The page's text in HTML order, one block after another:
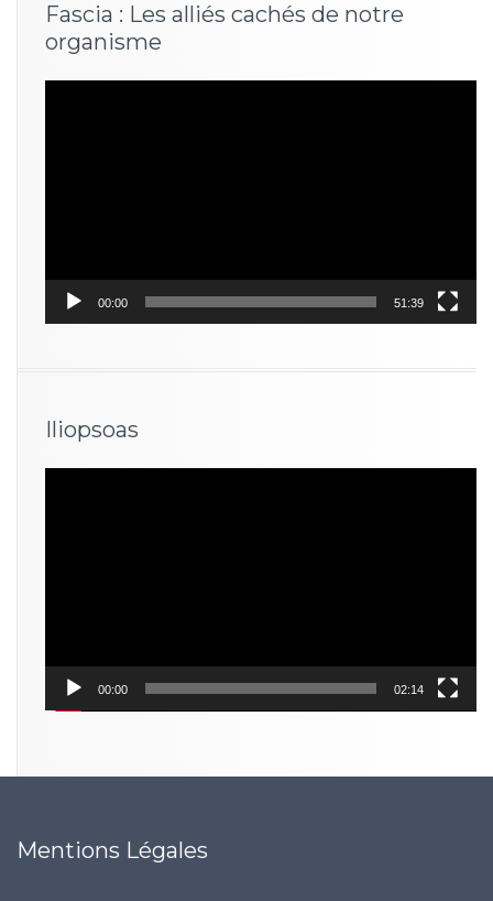
Fascia : Les alliés cachés de notre
organisme
00:00 51:39
Iliopsoas
00:00 02:14
Mentions Légales